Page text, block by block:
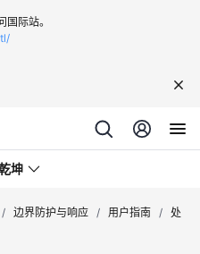
际站。
坤
/ 边界防护与响应 / 用户指南 / 处